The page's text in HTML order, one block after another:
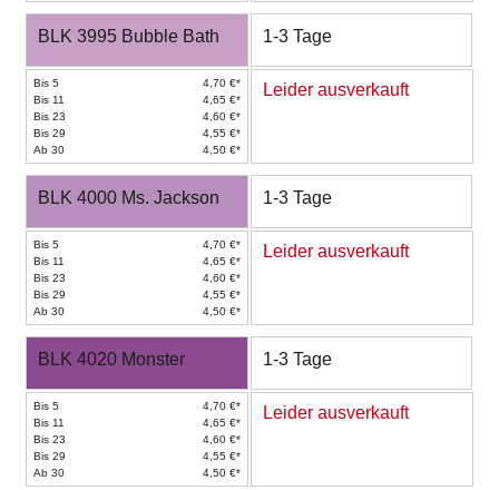
BLK 3995 Bubble Bath 1-3 Tage
Bis 5
4,70 €*
Bis 11
4,65 €*
Bis 23
4,60 €*
Bis 29
4,55 €*
Ab 30
4,50 €*
Leider ausverkauft
BLK 4000 Ms. Jackson 1-3 Tage
Bis 5
4,70 €*
Bis 11
4,65 €*
Bis 23
4,60 €*
Bis 29
4,55 €*
Ab 30
4,50 €*
Leider ausverkauft
BLK 4020 Monster 1-3 Tage
Bis 5
4,70 €*
Bis 11
4,65 €*
Bis 23
4,60 €*
Bis 29
4,55 €*
Ab 30
4,50 €*
Leider ausverkauft